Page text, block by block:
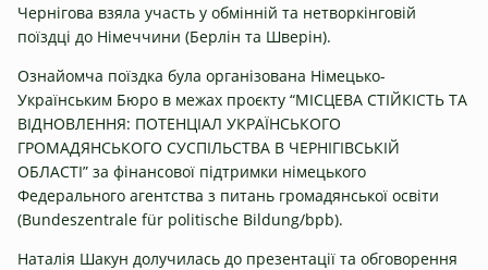
Чернігова взяла участь у обмінній та нетворкінговій
поїздці до Німеччини (Берлін та Шверін).
Ознайомча поїздка була організована Німецько-
Українським Бюро в межах проєкту “МІСЦЕВА СТІЙКІСТЬ ТА
ВІДНОВЛЕННЯ: ПОТЕНЦІАЛ УКРАЇНСЬКОГО
ГРОМАДЯНСЬКОГО СУСПІЛЬСТВА В ЧЕРНІГІВСЬКІЙ
ОБЛАСТІ” за фінансової підтримки німецького
Федерального агентства з питань громадянської освіти
(Bundeszentrale für politische Bildung/bpb).
Наталія Шакун долучилась до презентації та обговорення